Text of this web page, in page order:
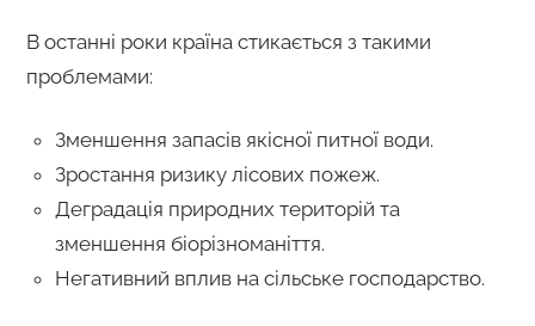
В останні роки країна стикається з такими
проблемами:
Зменшення запасів якісної питної води.
Зростання ризику лісових пожеж.
Деградація природних територій та
зменшення біорізноманіття.
Негативний вплив на сільське господарство.